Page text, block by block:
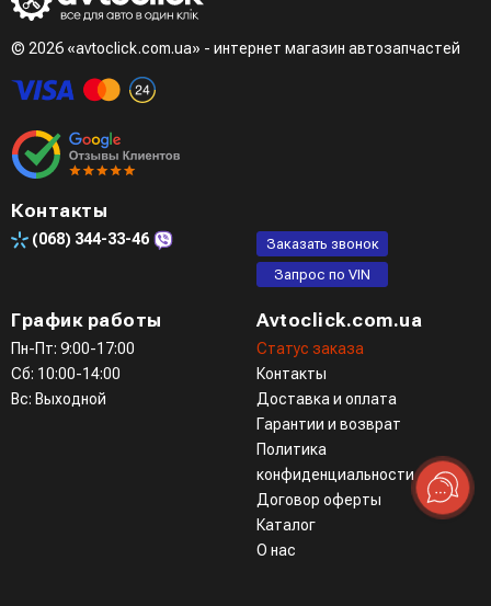
при разговоре с менеджером
Четвертый вариант - заказать через доступные
мессенджеры (viber, telegram)
© 2026 «avtoclick.com.ua» - интернет магазин автозапчастей
Контакты
(068) 344-33-46
Заказать звонок
Запрос по VIN
График работы
Пн-Пт: 9:00-17:00
Сб: 10:00-14:00
Вс: Выходной
Avtoclick.com.ua
Статус заказа
Контакты
Доставка и оплата
Гарантии и возврат
Политика
конфиденциальности
Договор оферты
Каталог
О нас